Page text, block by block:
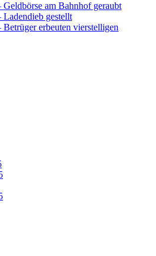
Geldbörse am Bahnhof geraubt
Ladendieb gestellt
Betrüger erbeuten vierstelligen